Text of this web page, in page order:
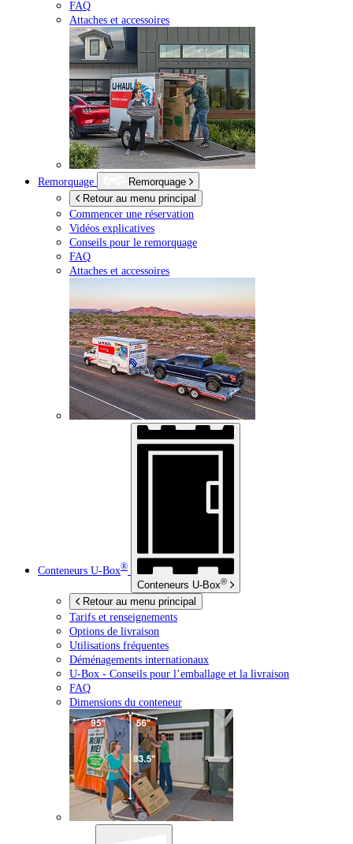
FAQ
Attaches et accessoires
Remorquage
Remorquage
Retour au menu principal
Commencer une réservation
Vidéos explicatives
Conseils pour le remorquage
FAQ
Attaches et accessoires
Conteneurs U-Box®
Conteneurs U-Box®
Retour au menu principal
Tarifs et renseignements
Options de livraison
Utilisations fréquentes
Déménagements internationaux
U-Box - Conseils pour l’emballage et la livraison
FAQ
Dimensions du conteneur